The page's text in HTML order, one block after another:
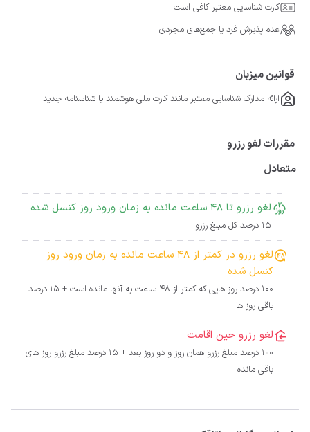
کارت شناسایی معتبر کافی است
عدم پذیرش فرد یا جمع‌های مجردی
قوانین میزبان
ارائه مدارک شناسایی معتبر مانند کارت ملی هوشمند یا شناسنامه جدید
مقررات لغو رزرو
متعادل
لغو رزرو تا 48 ساعت مانده به زمان ورود روز کنسل شده
15 درصد کل مبلغ رزرو
لغو رزرو در کمتر از 48 ساعت مانده به زمان ورود روز
کنسل شده
100 درصد روز هایی که کمتر از 48 ساعت به آنها مانده است + 15 درصد
باقی روز ها
لغو رزرو حین اقامت
100 درصد مبلغ رزرو همان روز و دو روز بعد + 15 درصد مبلغ رزرو روز های
باقی مانده